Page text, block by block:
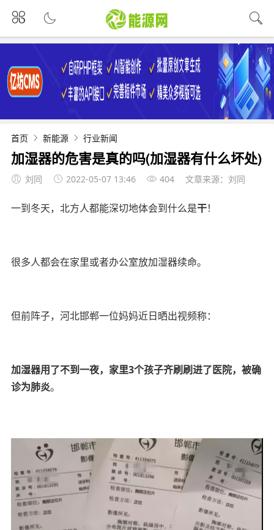
首页 新能源 行业新闻
加湿器的危害是真的吗(加湿器有什么坏处)
刘同 2022-05-07 13:46 404 文章来源：刘同
一到冬天，北方人都能深切地体会到什么是干！
很多人都会在家里或者办公室放加湿器续命。
但前阵子，河北邯郸一位妈妈近日晒出视频称：
加湿器用了不到一夜，家里3个孩子齐刷刷进了医院，被确
诊为肺炎。